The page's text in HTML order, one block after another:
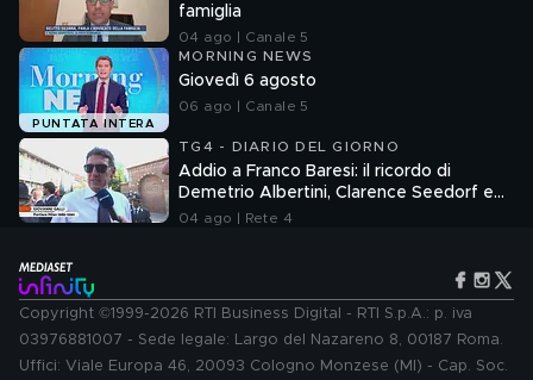
famiglia
04 ago | Canale 5
PUNTATA INTERA
MORNING NEWS
Giovedì 6 agosto
06 ago | Canale 5
TG4 - DIARIO DEL GIORNO
Addio a Franco Baresi: il ricordo di
Demetrio Albertini, Clarence Seedorf e
Giovanni Galli
04 ago | Rete 4
Copyright ©1999-2026 RTI Business Digital - RTI S.p.A.: p. iva
03976881007 - Sede legale: Largo del Nazareno 8, 00187 Roma.
Uffici: Viale Europa 46, 20093 Cologno Monzese (MI) - Cap. Soc.